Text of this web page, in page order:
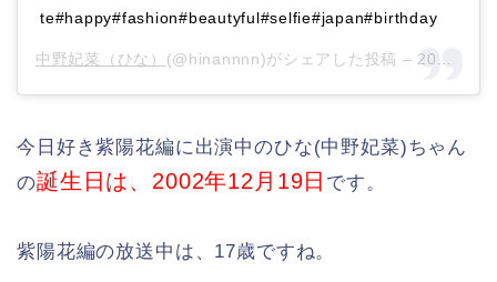
te#happy#fashion#beautyful#selfie#japan#birthday
中野妃菜（ひな） (@hinannnn)がシェアした投稿 – 2020年 5月月2日午前5時44分PDT
今日好き紫陽花編に出演中のひな(中野妃菜)ちゃん
の誕生日は、2002年12月19日 です。
紫陽花編の放送中は、17歳ですね。